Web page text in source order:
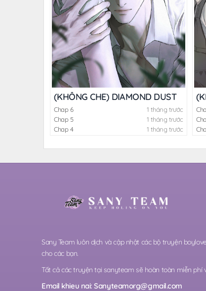
(KHÔNG CHE) DIAMOND DUST
Chap 6
1 tháng trước
Chap 5
1 tháng trước
Chap 4
1 tháng trước
Sany Team luôn dịch và cập nhật các bộ truyện
cho các bạn.
Tất cả các truyện tại sanyteam sẽ hoàn toàn miễn phí
Email khieu nai:Sanyteamorg@gmail.com